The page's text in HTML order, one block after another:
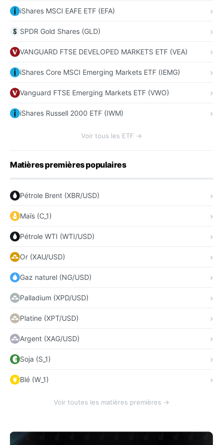
iShares MSCI EAFE ETF (EFA)
SPDR Gold Shares (GLD)
VANGUARD FTSE DEVELOPED MARKETS ETF (VEA)
iShares Core MSCI Emerging Markets ETF (IEMG)
Vanguard FTSE Emerging Markets ETF (VWO)
iShares Russell 2000 ETF (IWM)
Voir tous les ETF →
Matières premières populaires
Pétrole Brent (XBR/USD)
Maïs (C_1)
Pétrole WTI (WTI/USD)
Or (XAU/USD)
Gaz naturel (NG/USD)
Palladium (XPD/USD)
Platine (XPT/USD)
Argent (XAG/USD)
Soja (S_1)
Blé (W_1)
Voir toutes les matières premières →